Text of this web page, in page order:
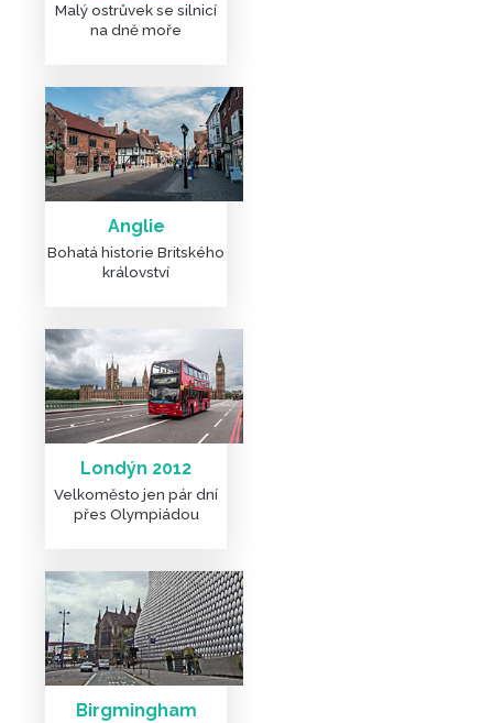
DALŠÍ ČLÁNKY A FOTKY
Malý ostrůvek se silnicí
na dně moře
Anglie
Bohatá historie Britského
království
Londýn 2012
Velkoměsto jen pár dní
přes Olympiádou
Birgmingham